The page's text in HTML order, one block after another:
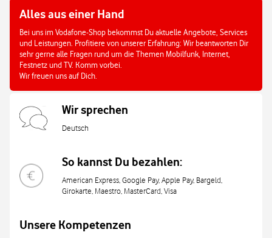
Alles aus einer Hand
Bei uns im Vodafone-Shop bekommst Du aktuelle Angebote, Services
und Leistungen. Profitiere von unserer Erfahrung: Wir beantworten Dir
sehr gerne alle Fragen rund um die Themen Mobilfunk, Internet,
Festnetz und TV. Komm vorbei.
Wir freuen uns auf Dich.
Wir sprechen
Deutsch
So kannst Du bezahlen:
American Express, Google Pay, Apple Pay, Bargeld,
Girokarte, Maestro, MasterCard, Visa
Unsere Kompetenzen